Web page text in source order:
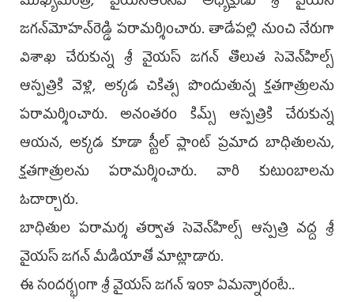
జగన్‌మోహన్‌రెడ్డి పరామర్శించారు. తాడేపల్లి నుంచి నేరుగా
విశాఖ చేరుకున్న శ్రీ వైయస్‌ జగన్‌ తొలుత సెవెన్‌హిల్స్‌
ఆస్పత్రికి వెళ్లి, అక్కడ చికిత్స పొందుతున్న క్షతగాత్రులను
పరామర్శించారు. అనంతరం కిమ్స్‌ ఆస్పత్రికి చేరుకున్న
ఆయన, అక్కడ కూడా స్టీల్‌ ప్లాంట్‌ ప్రమాద బాధితులను,
క్షతగాత్రులను పరామర్శించారు. వారి కుటుంబాలను
ఓదార్చారు.
బాధితుల పరామర్శ తర్వాత సెవెన్‌హిల్స్‌ ఆస్పత్రి వద్ద శ్రీ
వైయస్‌ జగన్‌ మీడియాతో మాట్లాడారు.
ఈ సందర్భంగా శ్రీ వైయస్‌ జగన్‌ ఇంకా ఏమన్నారంటే..